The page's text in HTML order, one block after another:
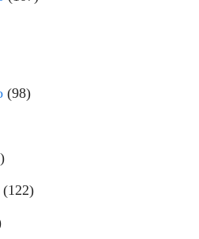
(98)
(122)